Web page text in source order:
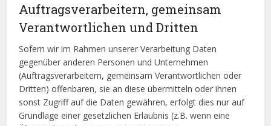
Auftragsverarbeitern, gemeinsam
Verantwortlichen und Dritten
Sofern wir im Rahmen unserer Verarbeitung Daten
gegenüber anderen Personen und Unternehmen
(Auftragsverarbeitern, gemeinsam Verantwortlichen oder
Dritten) offenbaren, sie an diese übermitteln oder ihnen
sonst Zugriff auf die Daten gewähren, erfolgt dies nur auf
Grundlage einer gesetzlichen Erlaubnis (z.B. wenn eine